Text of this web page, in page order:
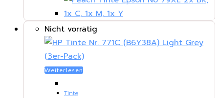
Nicht vorrätig
Weiterlesen
Tinte